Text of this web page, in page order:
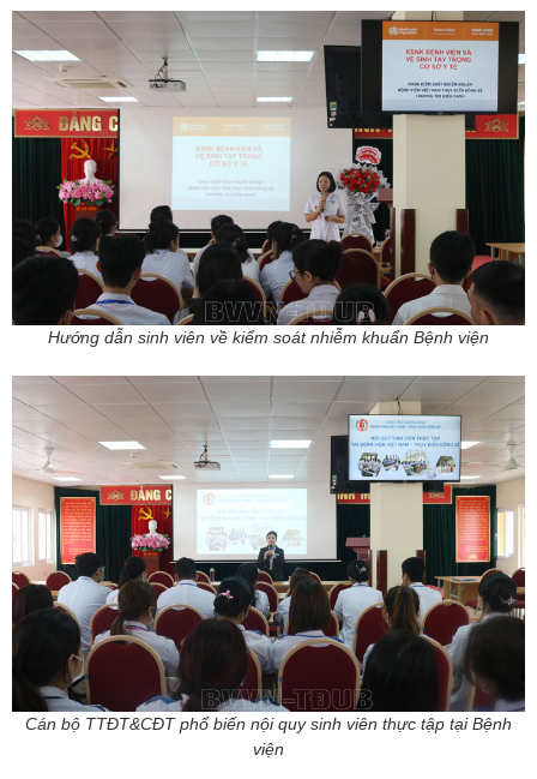
Hướng dẫn sinh viên về kiểm soát nhiễm khuẩn Bệnh viện
Cán bộ TTĐT&CĐT phổ biến nội quy sinh viên thực tập tại Bệnh
viện